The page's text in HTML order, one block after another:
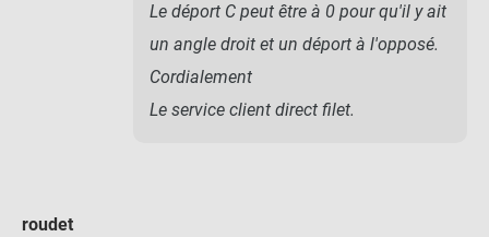
Le déport C peut être à 0 pour qu'il y ait
un angle droit et un déport à l'opposé.
Cordialement
Le service client direct filet.
roudet